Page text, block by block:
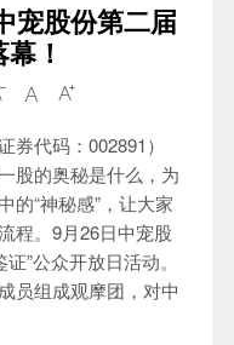
宠股份第二届
！
 
代码：002891）
股的奥秘是什么，为
的“神秘感”，让大家
程。9月26日中宠股
”公众开放日活动。
员组成观摩团，对中